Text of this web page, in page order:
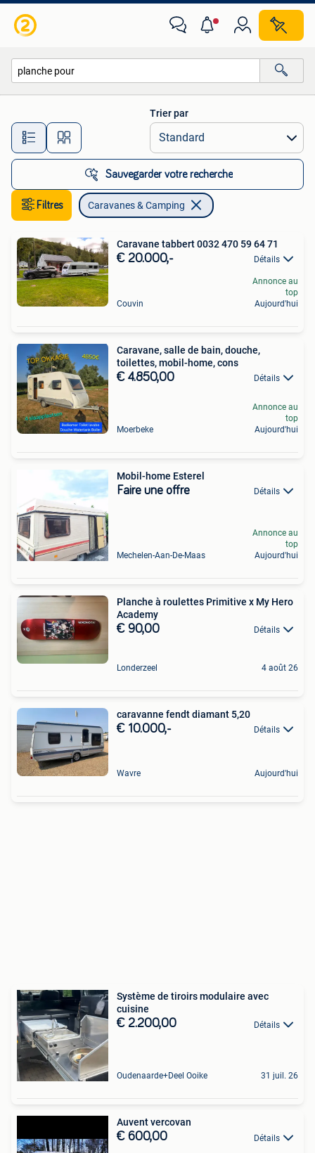
Toutes les distances…
Trier par
Sauvegarder votre recherche
Filtres Caravanes & Camping
Caravane tabbert 0032 470 59 64 71
€ 20.000,- Détails
Couvin
Annonce au
top
Aujourd'hui
Caravane, salle de bain, douche,
toilettes, mobil-home, cons
€ 4.850,00 Détails
Moerbeke
Annonce au
top
Aujourd'hui
Mobil-home Esterel
Faire une offre Détails
Mechelen-Aan-De-Maas
Annonce au
top
Aujourd'hui
Planche à roulettes Primitive x My Hero
Academy
€ 90,00 Détails
Londerzeel 4 août 26
caravanne fendt diamant 5,20
€ 10.000,- Détails
Wavre Aujourd'hui
Système de tiroirs modulaire avec
cuisine
€ 2.200,00 Détails
Oudenaarde+Deel Ooike 31 juil. 26
Auvent vercovan
€ 600,00 Détails